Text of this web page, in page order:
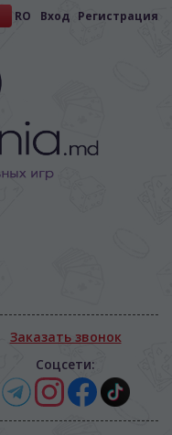
RO Вход Регистрация
Заказать звонок
Соцсети: